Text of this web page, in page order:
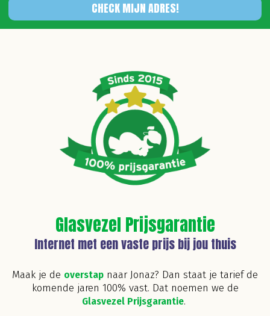
CHECK MIJN ADRES!
Glasvezel Prijsgarantie
Internet met een vaste prijs bij jou thuis
Maak je de overstap naar Jonaz? Dan staat je tarief de
komende jaren 100% vast. Dat noemen we de
Glasvezel Prijsgarantie.